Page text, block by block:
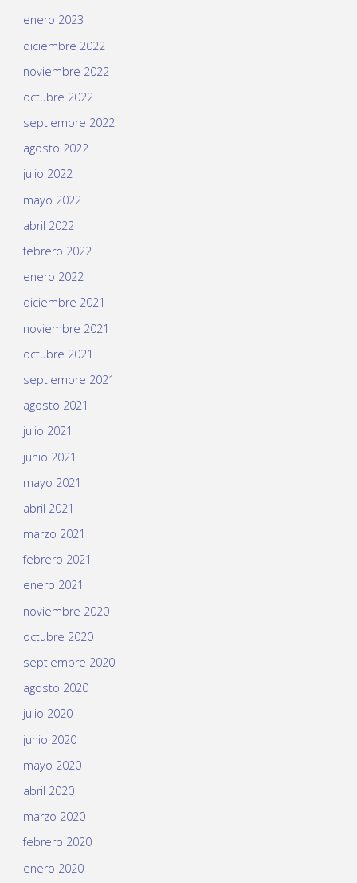
enero 2023
diciembre 2022
noviembre 2022
octubre 2022
septiembre 2022
agosto 2022
julio 2022
mayo 2022
abril 2022
febrero 2022
enero 2022
diciembre 2021
noviembre 2021
octubre 2021
septiembre 2021
agosto 2021
julio 2021
junio 2021
mayo 2021
abril 2021
marzo 2021
febrero 2021
enero 2021
noviembre 2020
octubre 2020
septiembre 2020
agosto 2020
julio 2020
junio 2020
mayo 2020
abril 2020
marzo 2020
febrero 2020
enero 2020